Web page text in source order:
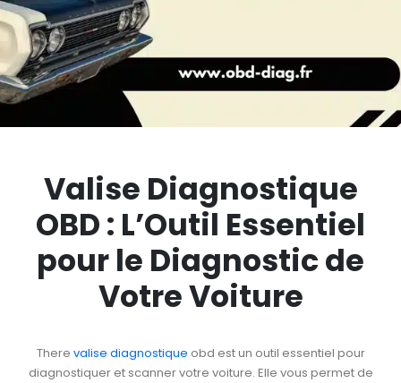
Valise Diagnostique
OBD : L’Outil Essentiel
pour le Diagnostic de
Votre Voiture
There valise diagnostique obd est un outil essentiel pour
diagnostiquer et scanner votre voiture. Elle vous permet de